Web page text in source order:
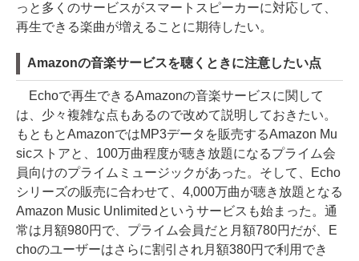
っと多くのサービスがスマートスピーカーに対応して、
再生できる楽曲が増えることに期待したい。
Amazonの音楽サービスを聴くときに注意したい点
Echoで再生できるAmazonの音楽サービスに関して
は、少々複雑な点もあるので改めて説明しておきたい。
もともとAmazonではMP3データを販売するAmazon Mu
sicストアと、100万曲程度が聴き放題になるプライム会
員向けのプライムミュージックがあった。そして、Echo
シリーズの販売に合わせて、4,000万曲が聴き放題となる
Amazon Music Unlimitedというサービスも始まった。通
常は月額980円で、プライム会員だと月額780円だが、E
choのユーザーはさらに割引され月額380円で利用でき